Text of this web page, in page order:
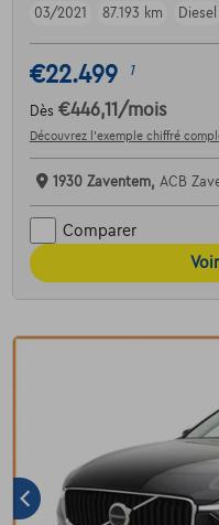
03/2021 87.193 km Diesel
€22.499 1
Dès €446,11 /mois
Découvrez l’exemple chiffré
1930 Zaventem, ACB
Comparer